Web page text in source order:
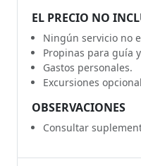
EL PRECIO NO
Ningún servicio no
Propinas para guía
Gastos personales.
Excursiones
OBSERVACIONES
Consultar